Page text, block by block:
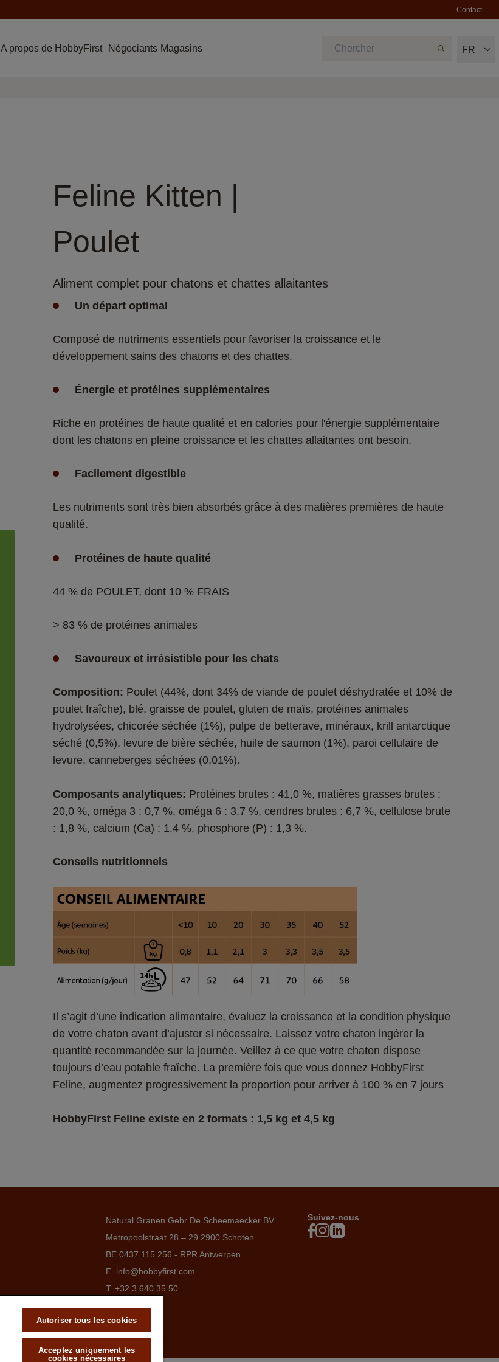
Contact
A propos de HobbyFirst Négociants Magasins FR
Feline Kitten |
Poulet
Aliment complet pour chatons et chattes allaitantes
Un départ optimal
Composé de nutriments essentiels pour favoriser la croissance et le
développement sains des chatons et des chattes.
Énergie et protéines supplémentaires
Riche en protéines de haute qualité et en calories pour l'énergie supplémentaire
dont les chatons en pleine croissance et les chattes allaitantes ont besoin.
Facilement digestible
Les nutriments sont très bien absorbés grâce à des matières premières de haute
qualité.
Protéines de haute qualité
44 % de POULET, dont 10 % FRAIS
> 83 % de protéines animales
Savoureux et irrésistible pour les chats
Composition: Poulet (44%, dont 34% de viande de poulet déshydratée et 10% de
poulet fraîche), blé, graisse de poulet, gluten de maïs, protéines animales
hydrolysées, chicorée séchée (1%), pulpe de betterave, minéraux, krill antarctique
séché (0,5%), levure de bière séchée, huile de saumon (1%), paroi cellulaire de
levure, canneberges séchées (0,01%).
Composants analytiques: Protéines brutes : 41,0 %, matières grasses brutes :
20,0 %, oméga 3 : 0,7 %, oméga 6 : 3,7 %, cendres brutes : 6,7 %, cellulose brute
: 1,8 %, calcium (Ca) : 1,4 %, phosphore (P) : 1,3 %.
Conseils nutritionnels
Il s’agit d’une indication alimentaire, évaluez la croissance et la condition physique
de votre chaton avant d’ajuster si nécessaire. Laissez votre chaton ingérer la
quantité recommandée sur la journée. Veillez à ce que votre chaton dispose
toujours d’eau potable fraîche. La première fois que vous donnez HobbyFirst
Feline, augmentez progressivement la proportion pour arriver à 100 % en 7 jours
HobbyFirst Feline existe en 2 formats : 1,5 kg et 4,5 kg
Natural Granen Gebr De Scheemaecker BV
Metropoolstraat 28 – 29 2900 Schoten
BE 0437.115.256 - RPR Antwerpen
E. info@hobbyfirst.com
T. +32 3 640 35 50
Suivez-nous
Autoriser tous les cookies
Acceptez uniquement les
cookies nécessaires